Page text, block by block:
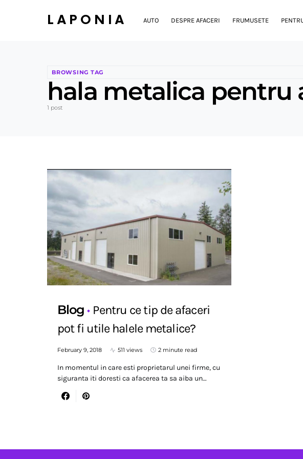
LAPONIA AUTO DESPRE AFACERI FRUMUSETE
BROWSING TAG
hala metalica pentru
1 post
Blog
Pentru ce tip de afaceri
pot fi utile halele metalice?
February 9, 2018 511 views 2 minute read
In momentul in care esti proprietarul unei firme, cu
siguranta iti doresti ca afacerea ta sa aiba un…